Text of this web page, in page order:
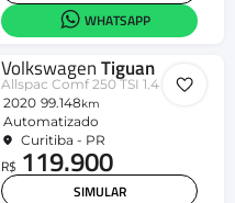
WHATSAPP
VolkswagenTiguan
Allspac Comf 250 TSI 1.4 Flex
2020 99.148km
Automatizado
Curitiba - PR
R$ 119.900
SIMULAR